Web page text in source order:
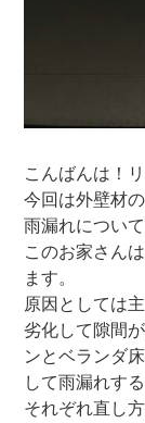
こんばんは！
今回は外壁材
雨漏れについて
このお家さん
ます。
原因としては
劣化して隙間
ンとベランダ
して雨漏れす
それぞれ直し